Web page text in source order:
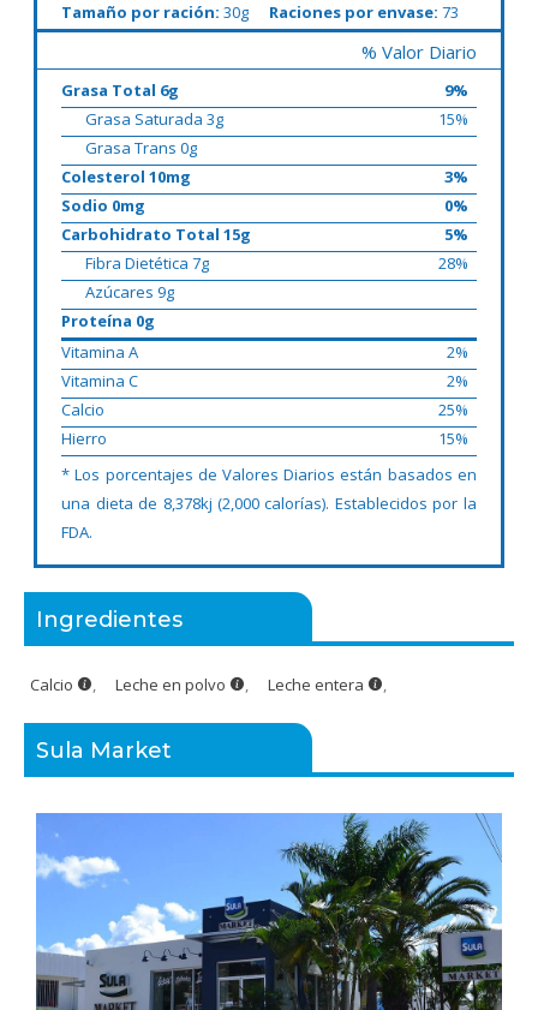
Tamaño por ración: 30g Raciones por envase: 73
% Valor Diario
Grasa Total 6g
9%
Grasa Saturada 3g
15%
Grasa Trans 0g
Colesterol 10mg
3%
Sodio 0mg
0%
Carbohidrato Total 15g
5%
Fibra Dietética 7g
28%
Azúcares 9g
Proteína 0g
Vitamina A
2%
Vitamina C
2%
Calcio
25%
Hierro
15%
* Los porcentajes de Valores Diarios están basados en
una dieta de 8,378kj (2,000 calorías). Establecidos por la
FDA.
Ingredientes
Calcio , Leche en polvo , Leche entera ,
Sula Market